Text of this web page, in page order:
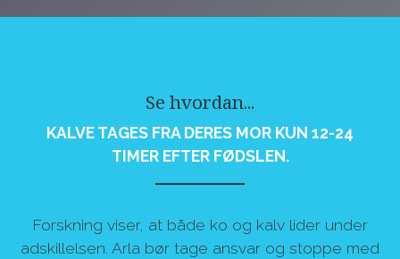
Se hvordan...
KALVE TAGES FRA DERES MOR KUN 12-24
TIMER EFTER FØDSLEN.
Forskning viser, at både ko og kalv lider under
adskillelsen. Arla bør tage ansvar og stoppe med